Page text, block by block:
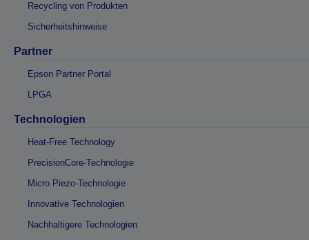
Recycling von Produkten
Sicherheitshinweise
Partner
Epson Partner Portal
LPGA
Technologien
Heat-Free Technology
PrecisionCore-Technologie
Micro Piezo-Technologie
Innovative Technologien
Nachhaltigere Technologien